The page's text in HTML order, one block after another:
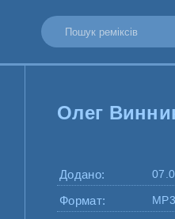
Олег
Додано:
Формат: